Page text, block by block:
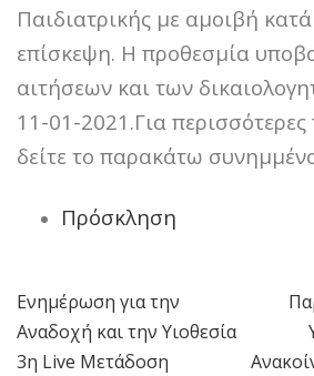
Παιδιατρικής με αμοιβή
επίσκεψη. Η προθεσμία
αιτήσεων και των
11-01-2021.Για
δείτε το παρακάτω
Πρόσκληση
Πλοήγηση
άρθρων
Ενημέρωση για την
Αναδοχή και την Υιοθεσία
3η Live Μετάδοση